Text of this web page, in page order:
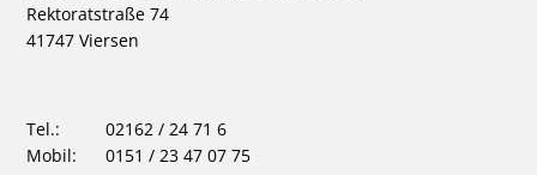
Rektoratstraße 74
41747 Viersen
Tel.:
02162 / 24 71 6
Mobil:
0151 / 23 47 07 75